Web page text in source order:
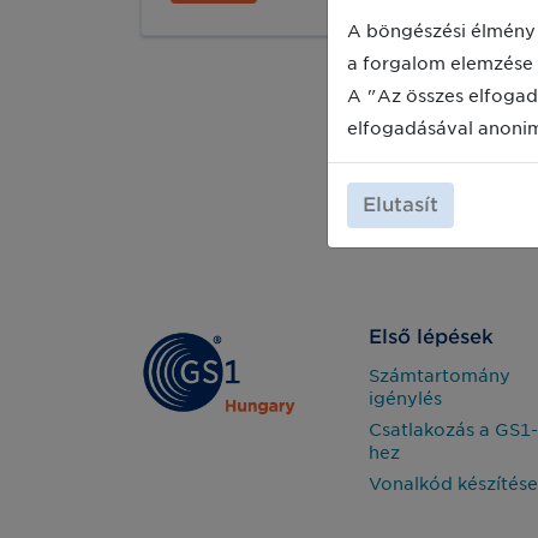
a QR kódok nagymértékű befektetést
igényelnek és állítólag ezek jelentik a
vásárlói ügyfélélmény jövőjét. De
vajon az ügyfelek csakugyan vágynak
ezekre az új technológiákra
Első lépések
Számtartomány
igénylés
Csatlakozás a GS1-
hez
Vonalkód készítése
A böngészési
a forgalom
A "Az összes
elfogadásával
Elutasít